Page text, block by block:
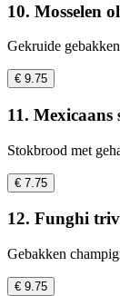
10. Mosselen
Gekruide
€ 9.75
11.
Stokbrood met
€ 7.75
12. Funghi
Gebakken
€ 9.75